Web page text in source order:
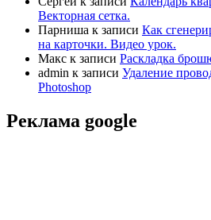
Векторная сетка.
Парниша к записи Как
на карточки. Видео урок.
Макс к записи Раскладка
admin к записи Удаление
Photoshop
Реклама google